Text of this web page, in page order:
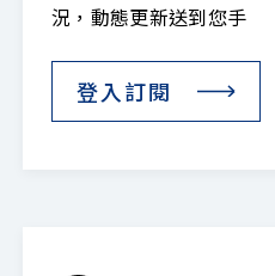
況，動態更新送到您手
登入訂閱